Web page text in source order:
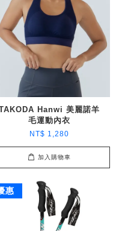
Hanwi 美麗諾羊
毛運動內衣
NT$ 1,280
加入購物車
惠